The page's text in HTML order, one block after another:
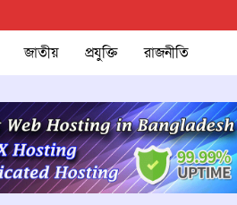
জাতীয় প্রযুক্তি রাজনীতি